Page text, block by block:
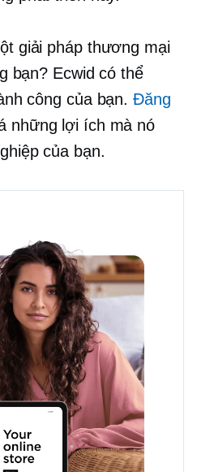
giải pháp thương mại
bạn? Ecwid có thể
công của bạn.Đăng
những lợi ích mà nó
của bạn.